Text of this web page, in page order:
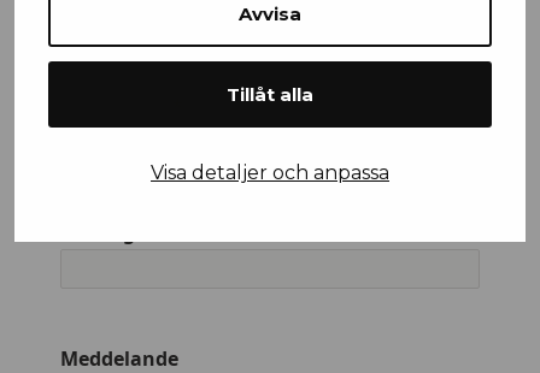
Avvisa
Tillåt alla
Visa detaljer och anpassa
Meddelande